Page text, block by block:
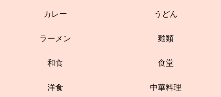
カレー うどん
ラーメン 麺類
和食 食堂
洋食 中華料理